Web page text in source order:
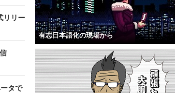
リリー
タで
有志日本語化の現場から